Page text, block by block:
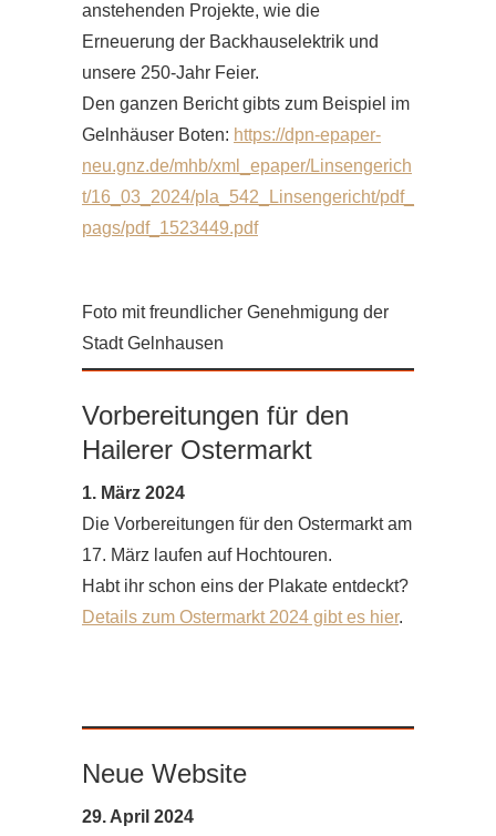
anstehenden Projekte, wie die
Erneuerung der Backhauselektrik und
unsere 250-Jahr Feier.
Den ganzen Bericht gibts zum Beispiel im
Gelnhäuser Boten: https://dpn-epaper-
neu.gnz.de/mhb/xml_epaper/Linsengerich
t/16_03_2024/pla_542_Linsengericht/pdf_
pags/pdf_1523449.pdf
Foto mit freundlicher Genehmigung der
Stadt Gelnhausen
Vorbereitungen für den
Hailerer Ostermarkt
1. März 2024
Die Vorbereitungen für den Ostermarkt am
17. März laufen auf Hochtouren.
Habt ihr schon eins der Plakate entdeckt?
Details zum Ostermarkt 2024 gibt es hier.
Neue Website
29. April 2024